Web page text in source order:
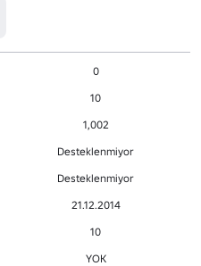
0
10
1,002
Desteklenmiyor
Desteklenmiyor
21.12.2014
10
YOK